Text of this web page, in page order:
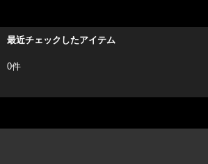
最近チェックしたアイテム
0件